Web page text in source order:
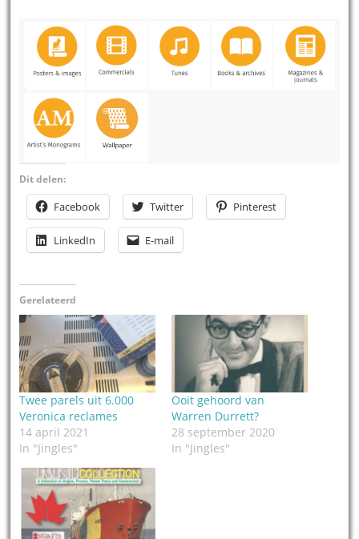
Dit delen:
Facebook Twitter Pinterest
LinkedIn E-mail
Gerelateerd
Twee parels uit 6.000
Veronica reclames
14 april 2021
In "Jingles"
Ooit gehoord van
Warren Durrett?
28 september 2020
In "Jingles"